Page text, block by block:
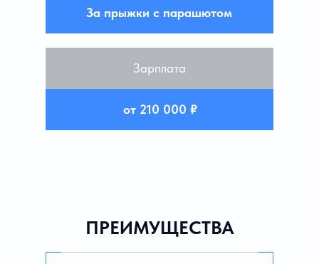
Зарплата
За прыжки с парашютом
от 210 000 ₽
ПРЕИМУЩЕСТВА